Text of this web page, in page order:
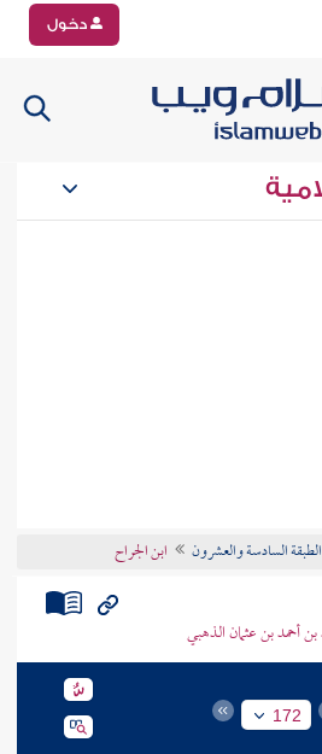
دخول
الطبقة السادسة والعشرون ابن الجراح
أحمد بن عثمان الذهبي
172